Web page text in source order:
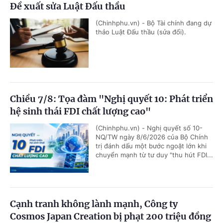
Đề xuất sửa Luật Đấu thầu
(Chinhphu.vn) - Bộ Tài chính đang dự
thảo Luật Đấu thầu (sửa đổi).
Chiều 7/8: Tọa đàm "Nghị quyết 10: Phát triển
hệ sinh thái FDI chất lượng cao"
(Chinhphu.vn) - Nghị quyết số 10-
NQ/TW ngày 8/6/2026 của Bộ Chính
trị đánh dấu một bước ngoặt lớn khi
chuyển mạnh từ tư duy "thu hút FDI...
Cạnh tranh không lành mạnh, Công ty
Cosmos Japan Creation bị phạt 200 triệu đồng